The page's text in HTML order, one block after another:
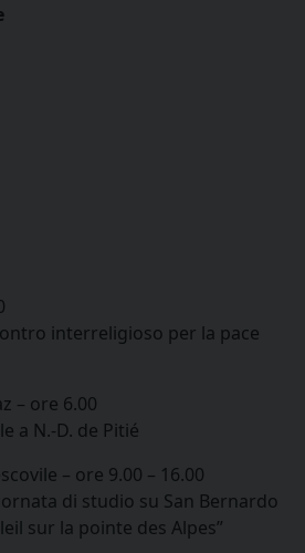
interreligioso per la pace
– ore 6.00
a N.-D. de Pitié
– ore 9.00 – 16.00
di studio su San Bernardo
sur la pointe des Alpes”